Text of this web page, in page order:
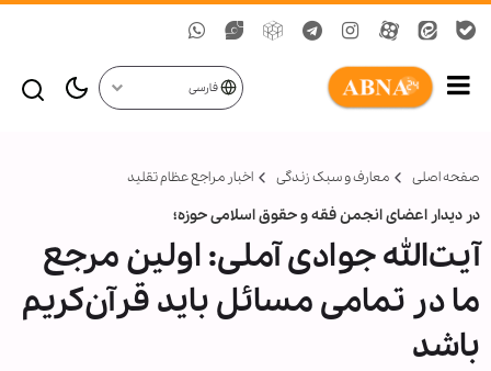
فارسی
صفحه اصلی معارف و سبک زندگی اخبار مراجع عظام تقلید
در دیدار اعضای انجمن فقه ‌و حقوق اسلامی حوزه؛
آیت‌الله جوادی آملی: اولین مرجع
ما در تمامی مسائل باید قرآن‌کریم
باشد